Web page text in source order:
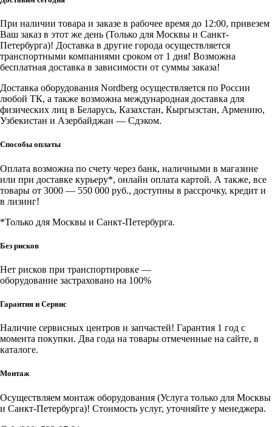
ультразвуковой
для
4523PA
При наличии товара и заказе в рабочее время до 12:00, привезем
Ваш заказ в этот же день (Только для Москвы и Санкт-
Петербурга)! Доставка в другие города осуществляется
транспортными компаниями сроком от 1 дня! Возможна
бесплатная доставка в зависимости от суммы заказа!
Доставка оборудования Nordberg осуществляется по России
любой ТК, а также возможна международная доставка для
физических лиц в Беларусь, Казахстан, Кыргызстан, Армению,
Узбекистан и Азербайджан — Сдэком.
Способы оплаты
Оплата возможна по счету через банк, наличными в магазине
или при доставке курьеру*, онлайн оплата картой. А также, все
товары от 3000 — 550 000 руб., доступны в рассрочку, кредит и
в лизинг!
*Только для Москвы и Санкт-Петербурга.
Без рисков
Нет рисков при транспортировке —
оборудование застраховано на 100%
Гарантия и Сервис
Наличие сервисных центров и запчастей! Гарантия 1 год с
момента покупки. Два года на товары отмеченные на сайте, в
каталоге.
Монтаж
Осуществляем монтаж оборудования (Услуга только для Москвы
и Санкт-Петербурга)! Стоимость услуг, уточняйте у менеджера.